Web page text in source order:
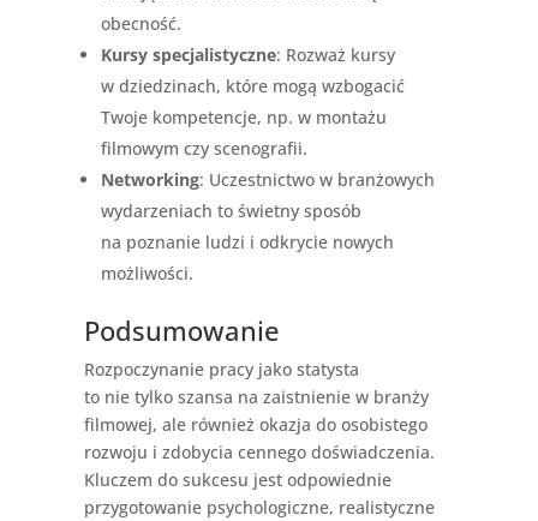
obecność.
Kursy specjalistyczne: Rozważ kursy
w dziedzinach, które mogą wzbogacić
Twoje kompetencje, np. w montażu
filmowym czy scenografii.
Networking: Uczestnictwo w branżowych
wydarzeniach to świetny sposób
na poznanie ludzi i odkrycie nowych
możliwości.
Podsumowanie
Rozpoczynanie pracy jako statysta
to nie tylko szansa na zaistnienie w branży
filmowej, ale również okazja do osobistego
rozwoju i zdobycia cennego doświadczenia.
Kluczem do sukcesu jest odpowiednie
przygotowanie psychologiczne, realistyczne